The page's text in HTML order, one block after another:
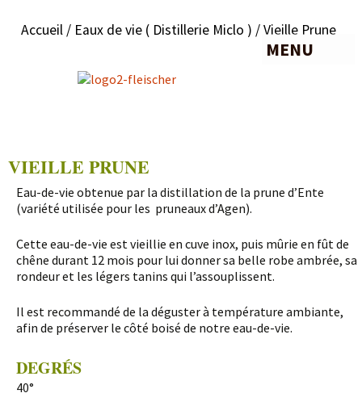
MENU
Accueil / Eaux de vie ( Distillerie Miclo ) / Vieille Prune
VIEILLE PRUNE
Eau-de-vie obtenue par la distillation de la prune d’Ente
(variété utilisée pour les pruneaux d’Agen).
Cette eau-de-vie est vieillie en cuve inox, puis mûrie en fût de
chêne durant 12 mois pour lui donner sa belle robe ambrée, sa
rondeur et les légers tanins qui l’assouplissent.
Il est recommandé de la déguster à température ambiante,
afin de préserver le côté boisé de notre eau-de-vie.
DEGRÉS
40°